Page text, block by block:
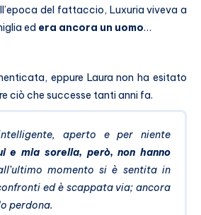
del fattaccio, Luxuria viveva a
ed era ancora un uomo…
eppure Laura non ha esitato
ciò che successe tanti anni fa.
aperto e per niente
e mia sorella, però, non hanno
momento si è sentita in
ed è scappata via; ancora
perdona.